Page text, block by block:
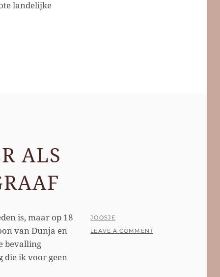
landelijke
ALS
is, maar op 18
van Dunja en
bevalling
die ik voor geen
POSTED
ON
BY
JOOSJE
LEAVE A COMMENT